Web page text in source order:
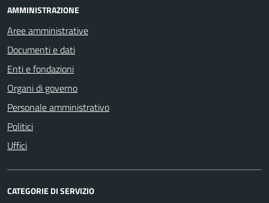
AMMINISTRAZIONE
Aree amministrative
Documenti e dati
Enti e fondazioni
Organi di governo
Personale amministrativo
Politici
Uffici
CATEGORIE DI SERVIZIO